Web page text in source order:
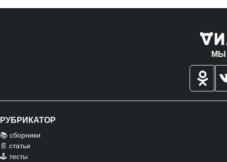
МЫ
РУБРИКАТОР
📚 сборники
📄 статьи
🕹️ тесты